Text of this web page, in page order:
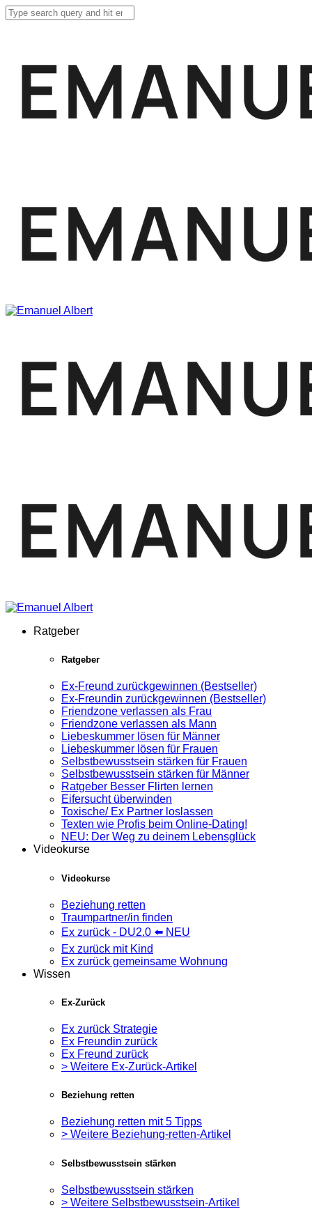
Ratgeber
Ratgeber
Ex-Freund zurückgewinnen (Bestseller)
Ex-Freundin zurückgewinnen (Bestseller)
Friendzone verlassen als Frau
Friendzone verlassen als Mann
Liebeskummer lösen für Männer
Liebeskummer lösen für Frauen
Selbstbewusstsein stärken für Frauen
Selbstbewusstsein stärken für Männer
Ratgeber Besser Flirten lernen
Eifersucht überwinden
Toxische/ Ex Partner loslassen
Texten wie Profis beim Online-Dating!
NEU: Der Weg zu deinem Lebensglück
Videokurse
Videokurse
Beziehung retten
Traumpartner/in finden
Ex zurück - DU2.0 ⬅️ NEU
Ex zurück mit Kind
Ex zurück gemeinsame Wohnung
Wissen
Ex-Zurück
Ex zurück Strategie
Ex Freundin zurück
Ex Freund zurück
> Weitere Ex-Zurück-Artikel
Beziehung retten
Beziehung retten mit 5 Tipps
> Weitere Beziehung-retten-Artikel
Selbstbewusstsein stärken
Selbstbewusstsein stärken
> Weitere Selbstbewusstsein-Artikel